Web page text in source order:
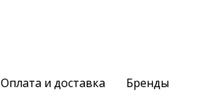
Оплата и доставка Бренды